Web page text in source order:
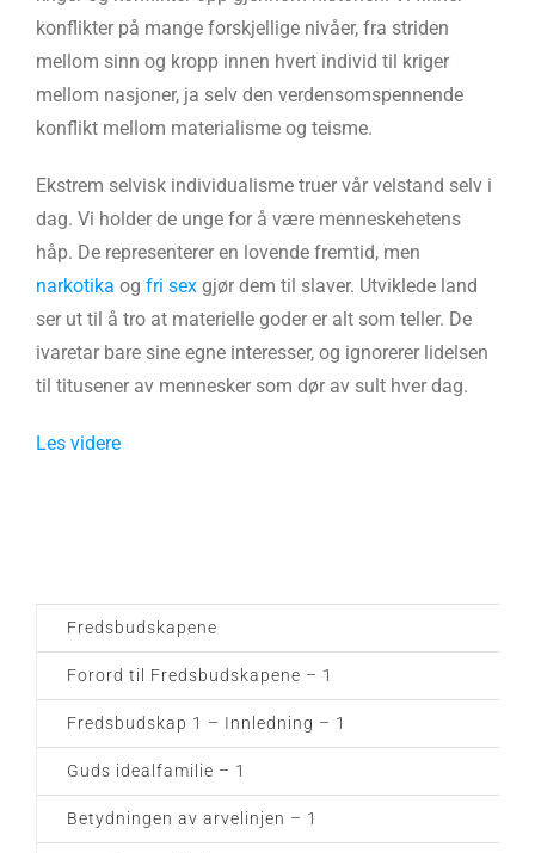
konflikter på mange forskjellige nivåer, fra striden
mellom sinn og kropp innen hvert individ til kriger
mellom nasjoner, ja selv den verdensomspennende
konflikt mellom materialisme og teisme.
Ekstrem selvisk individualisme truer vår velstand selv i
dag. Vi holder de unge for å være menneskehetens
håp. De representerer en lovende fremtid, men
narkotika og fri sex gjør dem til slaver. Utviklede land
ser ut til å tro at materielle goder er alt som teller. De
ivaretar bare sine egne interesser, og ignorerer lidelsen
til titusener av mennesker som dør av sult hver dag.
Les videre
Fredsbudskapene
Forord til Fredsbudskapene – 1
Fredsbudskap 1 – Innledning – 1
Guds idealfamilie – 1
Betydningen av arvelinjen – 1